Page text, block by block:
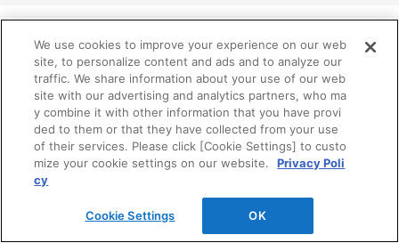
リフォーム分野業務提携関連
TOTO、DAIKEN、YKK APの3社はお客様の暮らしの価
値向上を目指して、リモデル分野で2002年から業務提携
しています。
We use cookies to improve your experience on our web
site, to personalize content and ads and to analyze our
traffic. We share information about your use of our web
site with our advertising and analytics partners, who ma
y combine it with other information that you have provi
ded to them or that they have collected from your use
of their services. Please click [Cookie Settings] to custo
mize your cookie settings on our website.
Privacy Poli
cy
Cookie Settings OK